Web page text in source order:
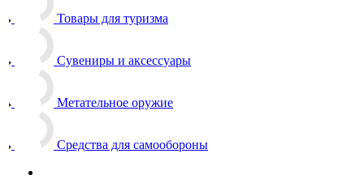
Товары для туризма
Сувениры и аксессуары
Метательное оружие
Средства для самообороны